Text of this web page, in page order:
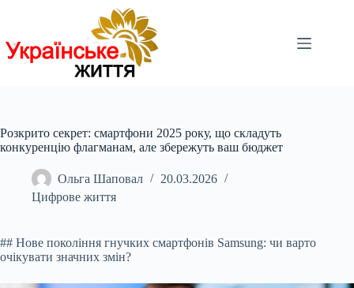
Розкрито секрет: смартфони 2025 року, що складуть
конкуренцію флагманам, але збережуть ваш бюджет
Ольга Шаповал
20.03.2026
Цифрове життя
## Нове покоління гнучких смартфонів Samsung: чи варто
очікувати значних змін?